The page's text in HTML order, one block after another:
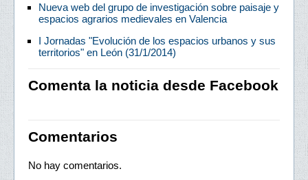
Nueva web del grupo de investigación sobre paisaje y
espacios agrarios medievales en Valencia
I Jornadas "Evolución de los espacios urbanos y sus
territorios" en León (31/1/2014)
Comenta la noticia desde Facebook
Comentarios
No hay comentarios.